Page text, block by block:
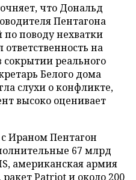
что Дональд
Пентагона
по поводу нехватки
на
сокрытии реального
Белого дома
слухи о конфликте,
высоко оценивает
Ираном Пентагон
67 млрд
американская армия
ракет Patriot и около 200